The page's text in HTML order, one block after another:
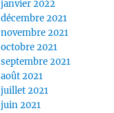
janvier 2022
décembre 2021
novembre 2021
octobre 2021
septembre 2021
août 2021
juillet 2021
juin 2021